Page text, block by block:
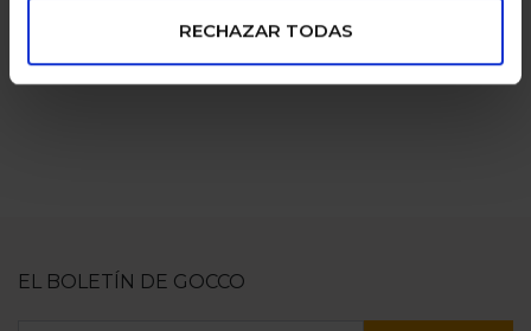
RECHAZAR TODAS
numerosas
EL BOLETÍN DE GOCCO